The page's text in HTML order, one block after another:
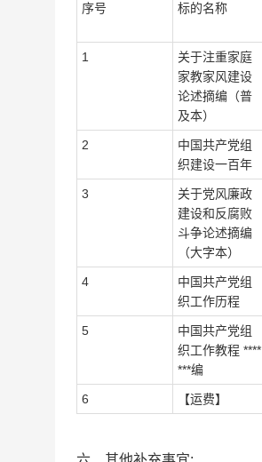
序号 标的名称
1
关于注重家庭
家教家风建设
论述摘编（普
及本）
2
中国共产党组
织建设一百年
3
关于党风廉政
建设和反腐败
斗争论述摘编
（大字本）
4
中国共产党组
织工作历程
5
中国共产党组
织工作教程 ****
***编
6 【运费】